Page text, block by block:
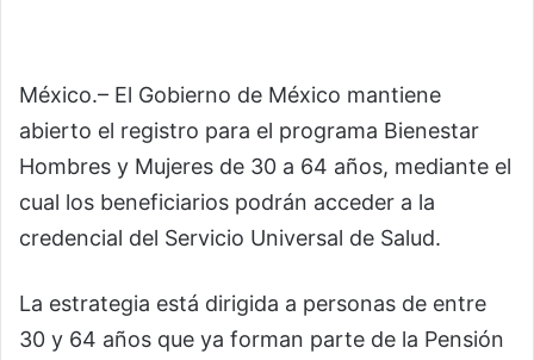
México.– El Gobierno de México mantiene
abierto el registro para el programa Bienestar
Hombres y Mujeres de 30 a 64 años, mediante el
cual los beneficiarios podrán acceder a la
credencial del Servicio Universal de Salud.
La estrategia está dirigida a personas de entre
30 y 64 años que ya forman parte de la Pensión